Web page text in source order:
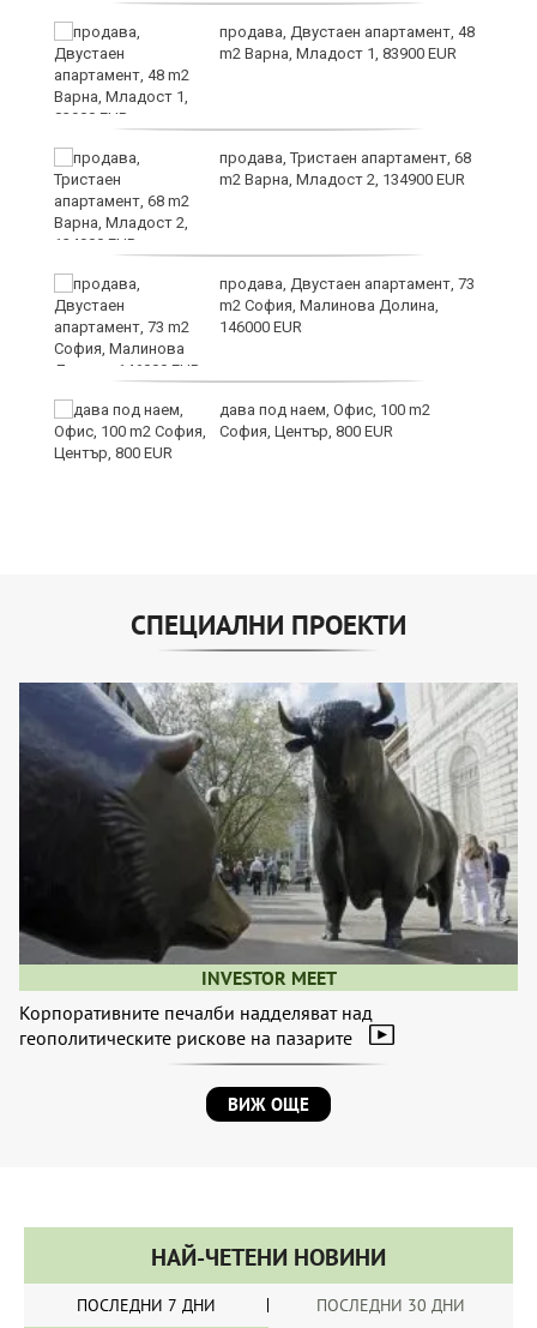
продава, Двустаен апартамент, 48
m2 Варна, Младост 1, 83900 EUR
продава, Тристаен апартамент, 68
m2 Варна, Младост 2, 134900 EUR
продава, Двустаен апартамент, 73
m2 София, Малинова Долина,
146000 EUR
дава под наем, Офис, 100 m2
София, Център, 800 EUR
СПЕЦИАЛНИ ПРОЕКТИ
INVESTOR MEET
Корпоративните печалби надделяват над
геополитическите рискове на пазарите
ВИЖ ОЩЕ
НАЙ-ЧЕТЕНИ НОВИНИ
ПОСЛЕДНИ 7 ДНИ ПОСЛЕДНИ 30 ДНИ